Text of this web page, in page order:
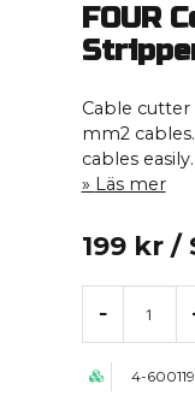
FOUR
Cable
mm2
cables easily.
Läs mer
199 kr /
-
4-600119